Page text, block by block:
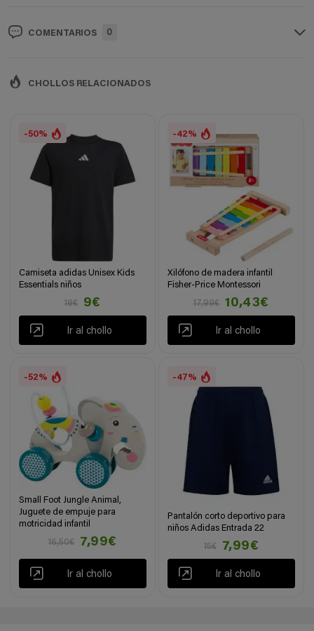
COMENTARIOS 0
CHOLLOS RELACIONADOS
-50%
Camiseta adidas Unisex Kids
Essentials niños
18€
9€
Ir al chollo
-42%
Xilófono de madera infantil
Fisher-Price Montessori
17,99€
10,43€
Ir al chollo
-52%
Small Foot Jungle Animal,
Juguete de empuje para
motricidad infantil
16,50€
7,99€
Ir al chollo
-47%
Pantalón corto deportivo para
niños Adidas Entrada 22
15€
7,99€
Ir al chollo